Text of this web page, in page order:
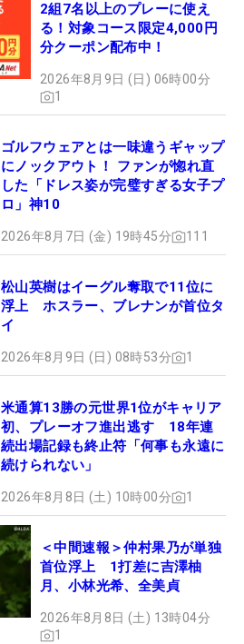
2組7名以上のプレーに使え
る！対象コース限定4,000円
分クーポン配布中！
2026年8月9日 (日) 06時00分
1
ゴルフウェアとは一味違うギャップ
にノックアウト！ ファンが惚れ直
した「ドレス姿が完璧すぎる女子プ
ロ」神10
2026年8月7日 (金) 19時45分 111
松山英樹はイーグル奪取で11位に
浮上 ホスラー、ブレナンが首位タ
イ
2026年8月9日 (日) 08時53分 1
米通算13勝の元世界1位がキャリア
初、プレーオフ進出逃す 18年連
続出場記録も終止符「何事も永遠に
続けられない」
2026年8月8日 (土) 10時00分 1
＜中間速報＞仲村果乃が単独
首位浮上 1打差に吉澤柚
月、小林光希、全美貞
2026年8月8日 (土) 13時04分
1